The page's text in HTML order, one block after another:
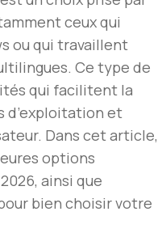
ceux qui
ou qui travaillent
Ce type de
qui facilitent la
d’exploitation et
Dans cet article,
options
ainsi que
bien choisir votre